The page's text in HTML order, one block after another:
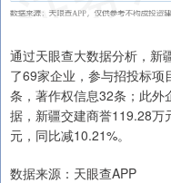
通过天眼查大数据分析，新
了69家企业，参与招投标项
条，著作权信息32条；此
据，新疆交建商誉119.28万
元，同比减10.21%。
数据来源：天眼查APP